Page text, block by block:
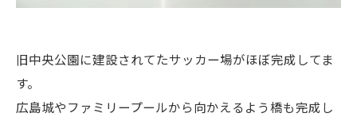
旧中央公園に建設されてたサッカー場がほぼ完成してま
す。
広島城やファミリープールから向かえるよう橋も完成し